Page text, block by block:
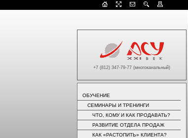
+7 (812) 347-79-77 (многоканальный)
ОБУЧЕНИЕ
СЕМИНАРЫ И ТРЕНИНГИ
ЧТО, КОМУ И КАК ПРОДАВАТЬ?
РАЗВИТИЕ ОТДЕЛА ПРОДАЖ
КАК «РАСТОПИТЬ» КЛИЕНТА?